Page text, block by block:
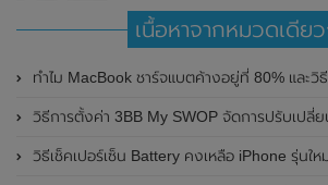
เนื้อหาจากหมวดเดีย
ทำไม MacBook ชาร์จแบตค้างอยู่ที่ 80% และวิธี
วิธีการตั้งค่า 3BB My SWOP จัดการปรับเปลี่ยนความเร็วอินเต
วิธีเช็คเปอร์เซ็น Battery คงเหลือ iPhone รุ่นใหม่